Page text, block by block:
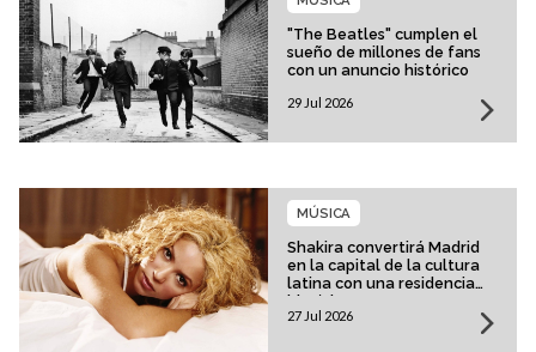
"The Beatles" cumplen el
sueño de millones de fans
con un anuncio histórico
29 Jul 2026
Shakira convertirá Madrid
en la capital de la cultura
latina con una residencia
histórica
MÚSICA
27 Jul 2026